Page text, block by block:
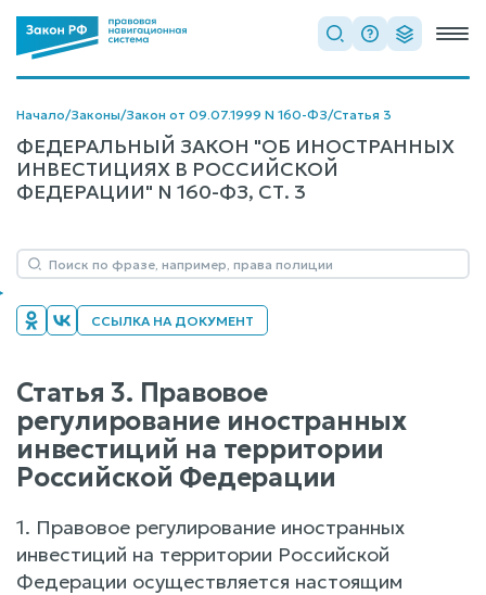
Начало/Законы/Закон от 09.07.1999 N 160-ФЗ/Статья 3
ФЕДЕРАЛЬНЫЙ ЗАКОН "ОБ ИНОСТРАННЫХ
ИНВЕСТИЦИЯХ В РОССИЙСКОЙ
ФЕДЕРАЦИИ" N 160-ФЗ, СТ. 3
ССЫЛКА НА ДОКУМЕНТ
Статья 3. Правовое
регулирование иностранных
инвестиций на территории
Российской Федерации
1. Правовое регулирование иностранных
инвестиций на территории Российской
Федерации осуществляется настоящим